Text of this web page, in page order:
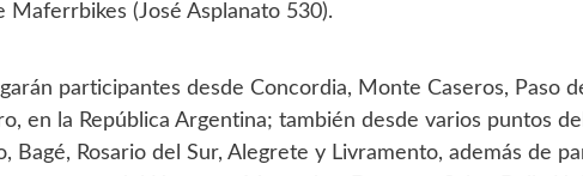
Maferrbikes (José Asplanato 530).
participantes desde Concordia, Monte Caseros, Paso
en la República Argentina; también desde varios puntos
Bagé, Rosario del Sur, Alegrete y Livramento, además de